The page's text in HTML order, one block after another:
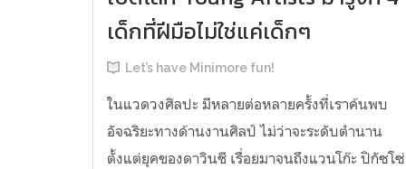
เด็กที่ฝีมือไม่ใช่แค่เด็กๆ
Let’s have Minimore fun!
ในแวดวงศิลปะ มีหลายต่อหลายครั้งที่เราค้นพบ
อัจฉริยะทางด้านงานศิลป์ ไม่ว่าจะระดับตำนาน
ตั้งแต่ยุคของดาวินชี เรื่อยมาจนถึงแวนโก๊ะ ปิกัซโซ่